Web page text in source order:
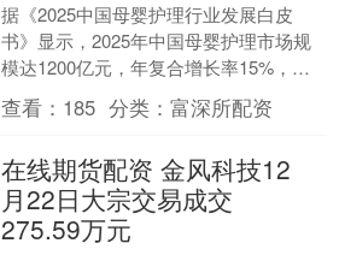
据《2025中国母婴护理行业发展白皮
书》显示，2025年中国母婴护理市场规
模达1200亿元，年复合增长率15%，消
费者需求已从“基础照料”升级为“全周期
管理、科....
查看： 185 分类：富深所配资
在线期货配资 金风科技12
月22日大宗交易成交
275.59万元